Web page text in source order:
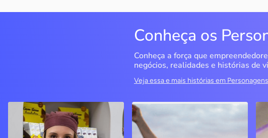
Conheça os
Conheça a força que
negócios, realidades e histórias de
Veja essa e mais histórias em
Cacau Serra
Urubici / SC
Seriema Ecoturismo
Rio da Conceição / TO